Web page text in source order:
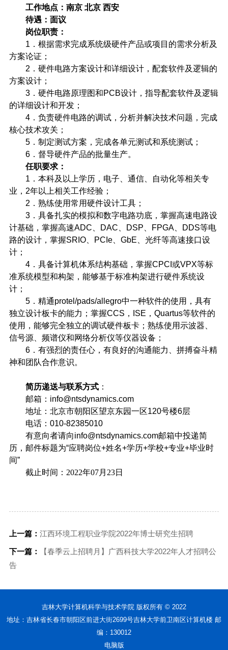
工作地点：南京 北京 西安
待遇：面议
岗位职责：
1 ．根据需求完成系统级硬件产品或项目的需求分析及
方案论证；
2 ．硬件电路方案设计和详细设计，配套软件及逻辑的
方案设计；
3 ．硬件电路原理图和PCB设计，指导配套软件及逻辑
的详细设计和开发；
4 ．负责硬件电路的调试，分析并解决技术问题，完成
核心技术攻关；
5 ．制定测试方案，完成各单元测试和系统测试；
6 ．督导硬件产品的批量生产。
任职要求：
1 ．本科及以上学历，电子、通信、自动化等相关专
业， 2年以上相关工作经验；
2 ．熟练使用常用硬件设计工具；
3 ．具备扎实的模拟和数字电路功底，掌握高速电路设
计基础，掌握高速ADC DAC DSP FPGA DDS等电
路的设计，掌握SRIO PCIe GbE 、光纤等高速接口设
计；
4 ．具备计算机体系结构基础，掌握CPCI 或VPX等标
准系统模型和构架，能够基于标准构架进行硬件系统设
计；
5 ．精通protel/pads/allegro中一种软件的使用，具有
独立设计板卡的能力；掌握CCS ， ISE ， Quartus等软件的
使用，能够完全独立的调试硬件板卡；熟练使用示波器、
信号源、频谱仪和网络分析仪等仪器设备；
6 ．有强烈的责任心，有良好的沟通能力、拼搏奋斗精
神和团队合作意识。
简历递送与联系方式 ：
邮箱： info@ntsdynamics.com
地址：北京市朝阳区望京东园一区120号楼6层
电话： 010-82385010
有意向者请向info@ntsdynamics.com邮箱中投递简
历，邮件标题为“应聘岗位+姓名+学历+学校+专业+毕业时
间”
截止时间： 2022年07月23日
上一篇： 江西环境工程职业学院2022年博士研究生招聘
下一篇：
【春季云上招聘月】广西科技大学2022年人才招聘公
告
吉林大学计算机科学与技术学院 版权所有 © 2022
地址：吉林省长春市朝阳区前进大街2699号吉林大学前卫南区计算机楼 邮
编：130012
电脑版